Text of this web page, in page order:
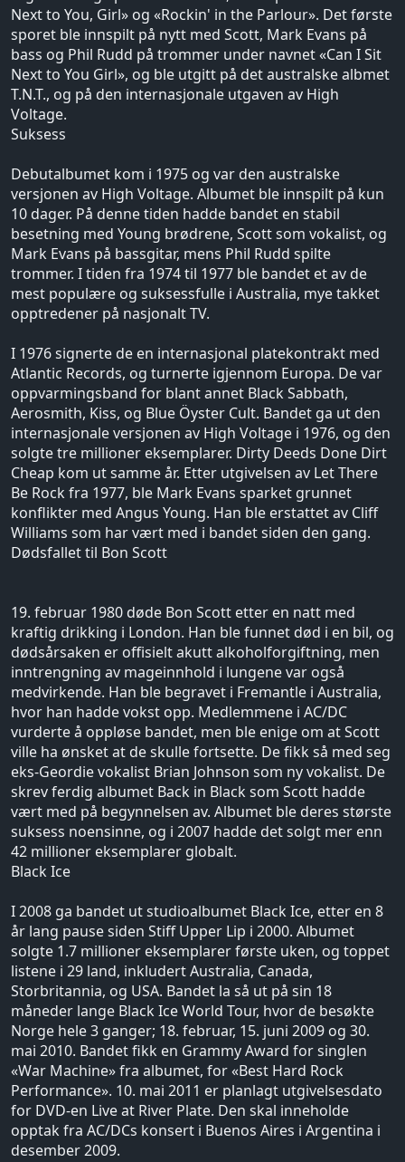
Next to You, Girl» og «Rockin' in the Parlour». Det første
sporet ble innspilt på nytt med Scott, Mark Evans på
bass og Phil Rudd på trommer under navnet «Can I Sit
Next to You Girl», og ble utgitt på det australske albmet
T.N.T., og på den internasjonale utgaven av High
Voltage.
Suksess
Debutalbumet kom i 1975 og var den australske
versjonen av High Voltage. Albumet ble innspilt på kun
10 dager. På denne tiden hadde bandet en stabil
besetning med Young brødrene, Scott som vokalist, og
Mark Evans på bassgitar, mens Phil Rudd spilte
trommer. I tiden fra 1974 til 1977 ble bandet et av de
mest populære og suksessfulle i Australia, mye takket
opptredener på nasjonalt TV.
I 1976 signerte de en internasjonal platekontrakt med
Atlantic Records, og turnerte igjennom Europa. De var
oppvarmingsband for blant annet Black Sabbath,
Aerosmith, Kiss, og Blue Öyster Cult. Bandet ga ut den
internasjonale versjonen av High Voltage i 1976, og den
solgte tre millioner eksemplarer. Dirty Deeds Done Dirt
Cheap kom ut samme år. Etter utgivelsen av Let There
Be Rock fra 1977, ble Mark Evans sparket grunnet
konflikter med Angus Young. Han ble erstattet av Cliff
Williams som har vært med i bandet siden den gang.
Dødsfallet til Bon Scott
19. februar 1980 døde Bon Scott etter en natt med
kraftig drikking i London. Han ble funnet død i en bil, og
dødsårsaken er offisielt akutt alkoholforgiftning, men
inntrengning av mageinnhold i lungene var også
medvirkende. Han ble begravet i Fremantle i Australia,
hvor han hadde vokst opp. Medlemmene i AC/DC
vurderte å oppløse bandet, men ble enige om at Scott
ville ha ønsket at de skulle fortsette. De fikk så med seg
eks-Geordie vokalist Brian Johnson som ny vokalist. De
skrev ferdig albumet Back in Black som Scott hadde
vært med på begynnelsen av. Albumet ble deres største
suksess noensinne, og i 2007 hadde det solgt mer enn
42 millioner eksemplarer globalt.
Black Ice
I 2008 ga bandet ut studioalbumet Black Ice, etter en 8
år lang pause siden Stiff Upper Lip i 2000. Albumet
solgte 1.7 millioner eksemplarer første uken, og toppet
listene i 29 land, inkludert Australia, Canada,
Storbritannia, og USA. Bandet la så ut på sin 18
måneder lange Black Ice World Tour, hvor de besøkte
Norge hele 3 ganger; 18. februar, 15. juni 2009 og 30.
mai 2010. Bandet fikk en Grammy Award for singlen
«War Machine» fra albumet, for «Best Hard Rock
Performance». 10. mai 2011 er planlagt utgivelsesdato
for DVD-en Live at River Plate. Den skal inneholde
opptak fra AC/DCs konsert i Buenos Aires i Argentina i
desember 2009.